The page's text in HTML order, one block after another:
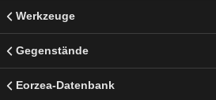
Werkzeuge
Gegenstände
Eorzea-Datenbank